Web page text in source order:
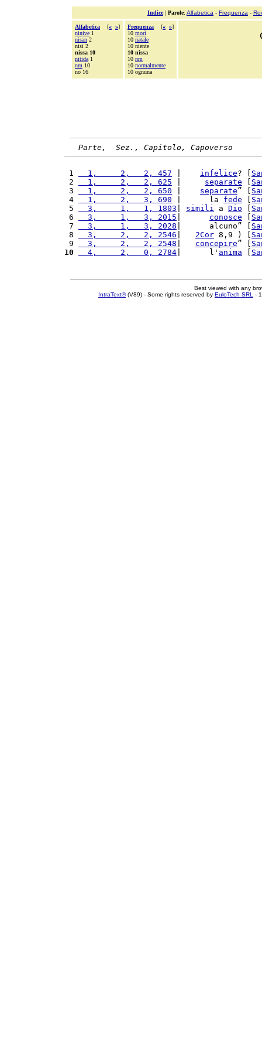
Indice| Parole: Alfabetica - Frequenza -
Alfabetica [« »]
ninive 1
nisan 2
nisi 2
nissa 10
nitida 1
nm 10
no 16
Frequenza [« »]
10 morì
10 natale
10 niente
10 nissa
10 nm
10 normalmente
10 ognuna
Parte,  Sez., Capitolo, Capoverso
1
  1,     2,   2, 457
infelice? [
2
  1,     2,   2, 625
separate
3
  1,     2,   2, 650
separate” [
4
  1,     2,   3, 690
|      la fede
5
  3,     1,   1, 1803
simili a Dio
6
  3,     1,   3, 2015
conosce
7
  3,     1,   3, 2028
|      alcuno” [
8
  3,     2,   2, 2546
2Cor 8,9 ) [
9
  3,     2,   2, 2548
concepire” [
10
  4,     2,   0, 2784
|      l' anima
Best viewed with any
IntraText®(V89) - Some rights reserved by EuloTech SRL -